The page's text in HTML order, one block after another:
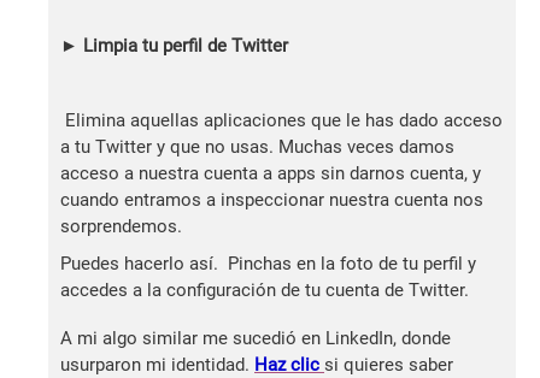
► Limpia tu perfil de Twitter
Elimina aquellas aplicaciones que le has dado acceso
a tu Twitter y que no usas. Muchas veces damos
acceso a nuestra cuenta a apps sin darnos cuenta, y
cuando entramos a inspeccionar nuestra cuenta nos
sorprendemos.
Puedes hacerlo así. Pinchas en la foto de tu perfil y
accedes a la configuración de tu cuenta de Twitter.
A mi algo similar me sucedió en LinkedIn, donde
usurparon mi identidad. Haz clic si quieres saber